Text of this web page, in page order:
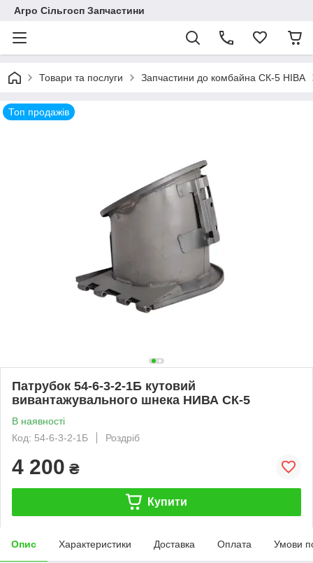
Агро Сільгосп Запчастини
Товари та послуги Запчастини до комбайна СК-5 НІВА
Топ продажів
Патрубок 54-6-3-2-1Б кутовий
вивантажувального шнека НИВА СК-5
В наявності
Код: 54-6-3-2-1Б
Роздріб
4 200 ₴
Купити
Опис Характеристики Доставка Оплата Умови